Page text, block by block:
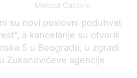
Maksut Ćatović
su novi poslovni poduhvat
a kancelarije su otvorili
5 u Beogradu, u zgradi
Zukanovićeve agencije